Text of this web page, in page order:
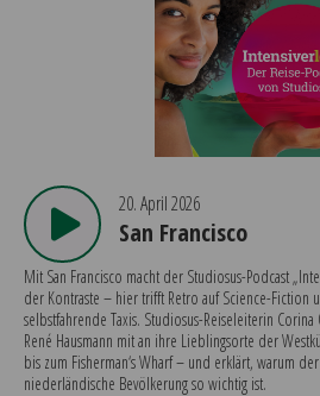
20. April 2026
San Francisco
Mit San Francisco macht der Studiosus-Podcast
der Kontraste – hier trifft Retro auf Science-Fiction
selbstfahrende Taxis. Studiosus-Reiseleiterin
René Hausmann mit an ihre Lieblingsorte der
bis zum Fisherman‘s Wharf – und erklärt, warum
niederländische Bevölkerung so wichtig ist.